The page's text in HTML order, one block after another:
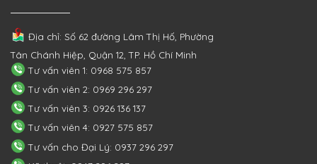
Địa chỉ: Số 62 đường Lâm Thị Hố, Phường
Tân Chánh Hiệp, Quận 12, TP. Hồ Chí Minh
Tư vấn viên 1: 0968 575 857
Tư vấn viên 2: 0969 296 297
Tư vấn viên 3: 0926 136 137
Tư vấn viên 4: 0927 575 857
Tư vấn cho Đại Lý: 0937 296 297